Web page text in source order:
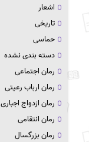
اشعار
تاریخی
حماسی
دسته بندی نشده
رمان اجتماعی
رمان ارباب رعیتی
رمان ازدواج اجباری
رمان انتقامی
رمان بزرگسال